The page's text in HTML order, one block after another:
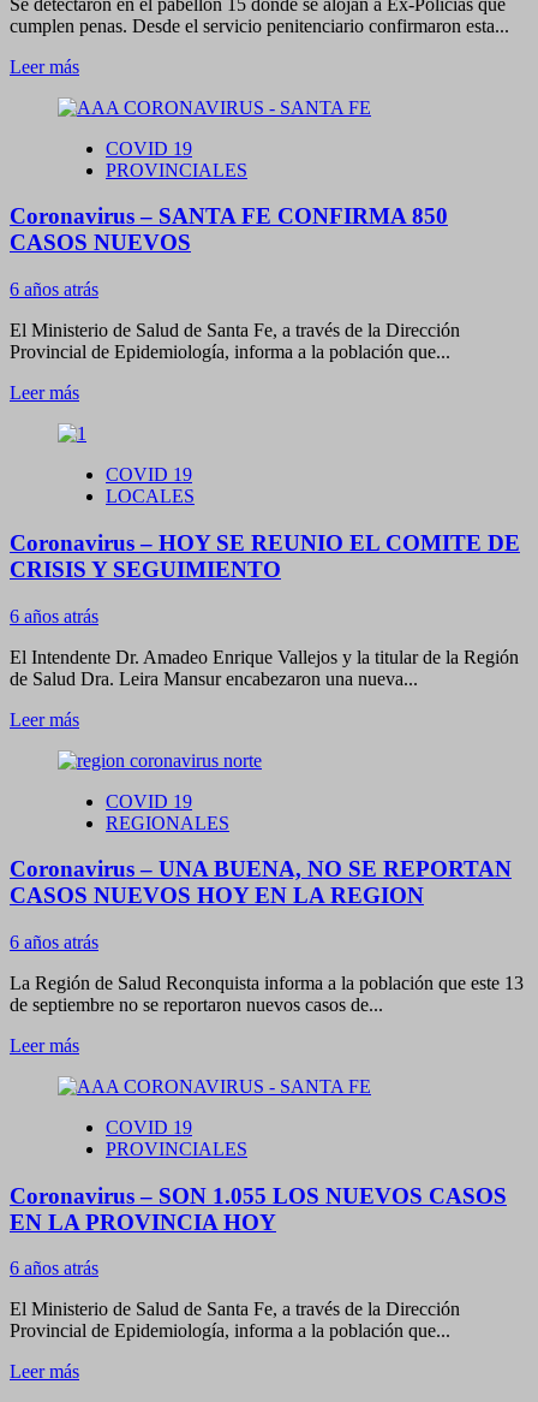
pesos
para
y
de
la
cumplen penas. Desde el servicio penitenciario confirmaron esta...
Leer másLeer
sobre
–
CARCEL
LAS
FLORES,
CASOS
HOY
COVID 19
PROVINCIALES
Coronavirus – SANTA FE CONFIRMA 850
CASOS NUEVOS
6 años atrás
El Ministerio de Salud de Santa Fe, a través de la Dirección
Provincial de Epidemiología, informa a la población que...
Leer másLeer
sobre
–
SANTA
CONFIRMA
850
CASOS
NUEVOS
COVID 19
LOCALES
Coronavirus – HOY SE REUNIO EL COMITE DE
CRISIS Y SEGUIMIENTO
6 años atrás
El Intendente Dr. Amadeo Enrique Vallejos y la titular de la Región
de Salud Dra. Leira Mansur encabezaron una nueva...
Leer másLeer
sobre
–
HOY
REUNIO
EL
DE
CRISIS
Y
SEGUIMIENTO
COVID 19
REGIONALES
Coronavirus – UNA BUENA, NO SE REPORTAN
CASOS NUEVOS HOY EN LA REGION
6 años atrás
La Región de Salud Reconquista informa a la población que este 13
de septiembre no se reportaron nuevos casos de...
Leer másLeer
sobre
–
UNA
NO
SE
REPORTAN
CASOS
NUEVOS
HOY
EN
REGION
COVID 19
PROVINCIALES
Coronavirus – SON 1.055 LOS NUEVOS CASOS
EN LA PROVINCIA HOY
6 años atrás
El Ministerio de Salud de Santa Fe, a través de la Dirección
Provincial de Epidemiología, informa a la población que...
Leer másLeer